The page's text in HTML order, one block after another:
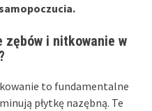
zębów i nitkowanie w
to fundamentalne
płytkę nazębną. Te